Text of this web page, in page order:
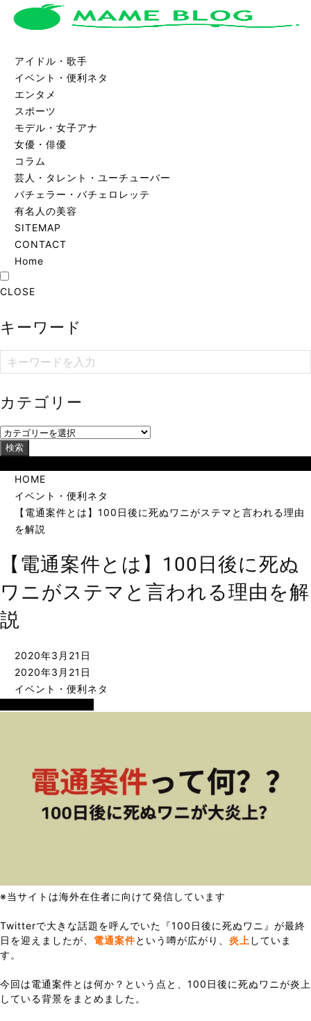
アイドル・歌手
イベント・便利ネタ
エンタメ
スポーツ
モデル・女子アナ
女優・俳優
コラム
芸人・タレント・ユーチューバー
バチェラー・バチェロレッテ
有名人の美容
SITEMAP
CONTACT
Home
CLOSE
キーワード
カテゴリー
検索
HOME
イベント・便利ネタ
【電通案件とは】100日後に死ぬワニがステマと言われる理由
を解説
【電通案件とは】100日後に死ぬ
ワニがステマと言われる理由を解
説
2020年3月21日
2020年3月21日
イベント・便利ネタ
※当サイトは海外在住者に向けて発信しています
Twitterで大きな話題を呼んでいた『100日後に死ぬワニ』が最終
日を迎えましたが、 電通案件という噂が広がり、 炎上 していま
す。
今回は電通案件とは何か？という点と、100日後に死ぬワニが炎上
している背景をまとめました。